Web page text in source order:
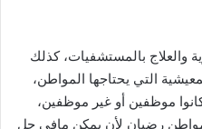
والعلاج بالمستشفيات، كذلك
التي يحتاجها المواطن،
موظفين أو غير موظفين،
رضيان لأن يمكن مافي حل